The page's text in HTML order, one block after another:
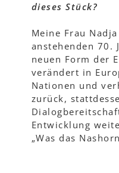
dieses Stück?
Meine Frau
anstehenden 70.
neuen Form der
verändert in
Nationen und
zurück,
Entwicklung
„Was das